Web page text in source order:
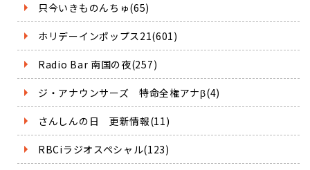
只今いきものんちゅ(65)
ホリデーインポップス21(601)
Radio Bar 南国の夜(257)
ジ・アナウンサーズ 特命全権アナβ(4)
さんしんの日 更新情報(11)
RBCiラジオスペシャル(123)